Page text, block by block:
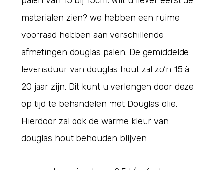
materialen zien? we hebben een ruime
voorraad hebben aan verschillende
afmetingen douglas palen. De gemiddelde
levensduur van douglas hout zal zo’n 15 à
20 jaar zijn. Dit kunt u verlengen door deze
op tijd te behandelen met Douglas olie.
Hierdoor zal ook de warme kleur van
douglas hout behouden blijven.